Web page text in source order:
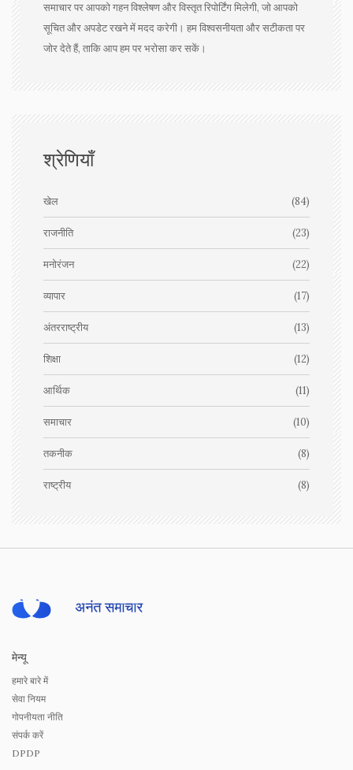
समाचार पर आपको गहन विश्लेषण और विस्तृत रिपोर्टिंग मिलेगी, जो आपको
सूचित और अपडेट रखने में मदद करेगी। हम विश्वसनीयता और सटीकता पर
जोर देते हैं, ताकि आप हम पर भरोसा कर सकें।
श्रेणियाँ
खेल (84)
राजनीति (23)
मनोरंजन (22)
व्यापार (17)
अंतरराष्ट्रीय (13)
शिक्षा (12)
आर्थिक (11)
समाचार (10)
तकनीक (8)
राष्ट्रीय (8)
मेन्यू
हमारे बारे में
सेवा नियम
गोपनीयता नीति
संपर्क करें
DPDP